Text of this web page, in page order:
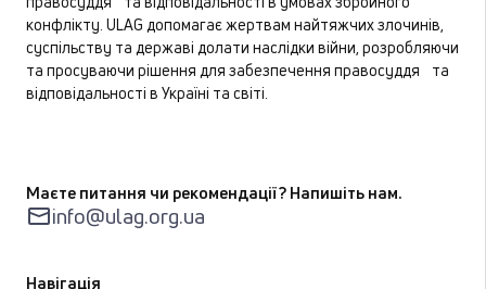
конфлікту. ULAG допомагає жертвам найтяжчих злочинів,
суспільству та державі долати наслідки війни, розробляючи
та просуваючи рішення для забезпечення правосуддя та
відповідальності в Україні та світі.
Маєте питання чи рекомендації? Напишіть нам.
info@ulag.org.ua
Навігація